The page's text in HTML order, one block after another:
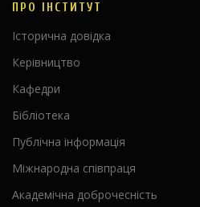
ПРО ІНСТИТУТ
Історична довідка
Керівництво
Кафедри
Бібліотека
Публічна інформація
Міжнародна співпраця
Академічна доброчесність